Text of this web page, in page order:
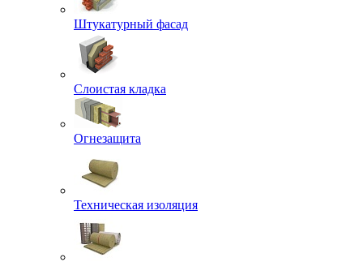
Штукатурный фасад
Слоистая кладка
Огнезащита
Техническая изоляция